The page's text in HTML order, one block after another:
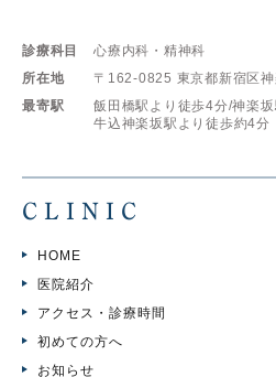
診療科目
心療内科・精神科
所在地
〒162-0825 東京都新宿区
最寄駅
飯田橋駅より徒歩4分/神楽
牛込神楽坂駅より徒歩約4分
CLINIC
HOME
医院紹介
アクセス・診療時間
初めての方へ
お知らせ